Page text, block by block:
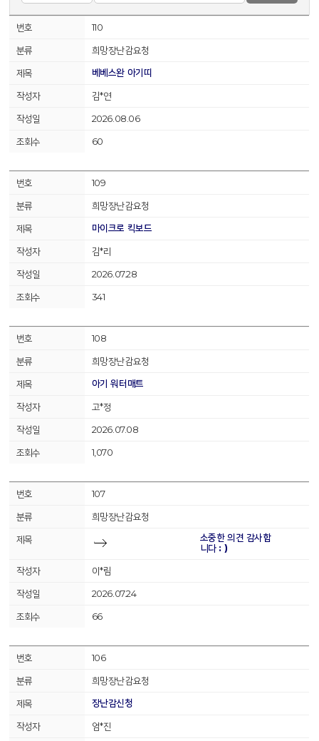
110
희망장난감요청
베베스완 아기띠
김*연
2026.08.06
60
109
희망장난감요청
마이크로 킥보드
김*리
2026.07.28
341
108
희망장난감요청
아기 워터매트
고*정
2026.07.08
1,070
107
희망장난감요청
소중한 의견 감사합
니다 : )
이*림
2026.07.24
66
106
희망장난감요청
장난감신청
엄*진